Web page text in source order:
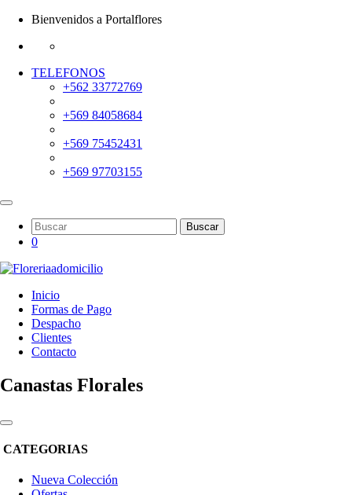
Bienvenidos a Portalflores
TELEFONOS
+562 33772769
+569 84058684
+569 75452431
+569 97703155
Buscar
0
Inicio
Formas de Pago
Despacho
Clientes
Contacto
Canastas Florales
CATEGORIAS
Nueva Colección